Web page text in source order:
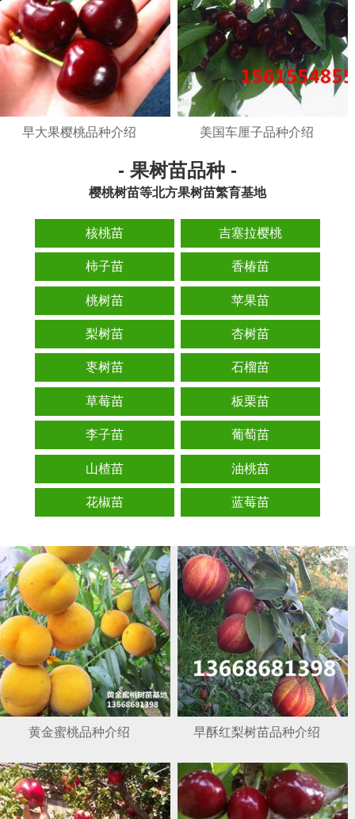
早大果樱桃品种介绍 美国车厘子品种介绍
- 果树苗品种 -
樱桃树苗等北方果树苗繁育基地
核桃苗 吉塞拉樱桃
柿子苗 香椿苗
桃树苗 苹果苗
梨树苗 杏树苗
栆树苗 石榴苗
草莓苗 板栗苗
李子苗 葡萄苗
山楂苗 油桃苗
花椒苗 蓝莓苗
黄金蜜桃品种介绍 早酥红梨树苗品种介绍